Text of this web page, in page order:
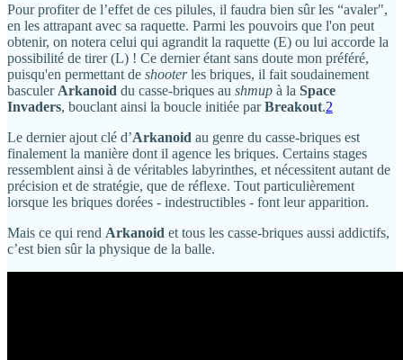
Pour profiter de l’effet de ces pilules, il faudra bien sûr les “avaler",
en les attrapant avec sa raquette. Parmi les pouvoirs que l'on peut
obtenir, on notera celui qui agrandit la raquette (E) ou lui accorde la
possibilité de tirer (L) ! Ce dernier étant sans doute mon préféré,
puisqu'en permettant de shooterles briques, il fait soudainement
basculer Arkanoid du casse-briques au shmup à la Space
Invaders, bouclant ainsi la boucle initiée parBreakout.2
Le dernier ajout clé d’Arkanoid au genre du casse-briques est
finalement la manière dont il agence les briques. Certains stages
ressemblent ainsi à de véritables labyrinthes, et nécessitent autant de
précision et de stratégie, que de réflexe. Tout particulièrement
lorsque les briques dorées - indestructibles - font leur apparition.
Mais ce qui rend Arkanoid et tous les casse-briques aussi addictifs,
c’est bien sûr la physique de la balle.